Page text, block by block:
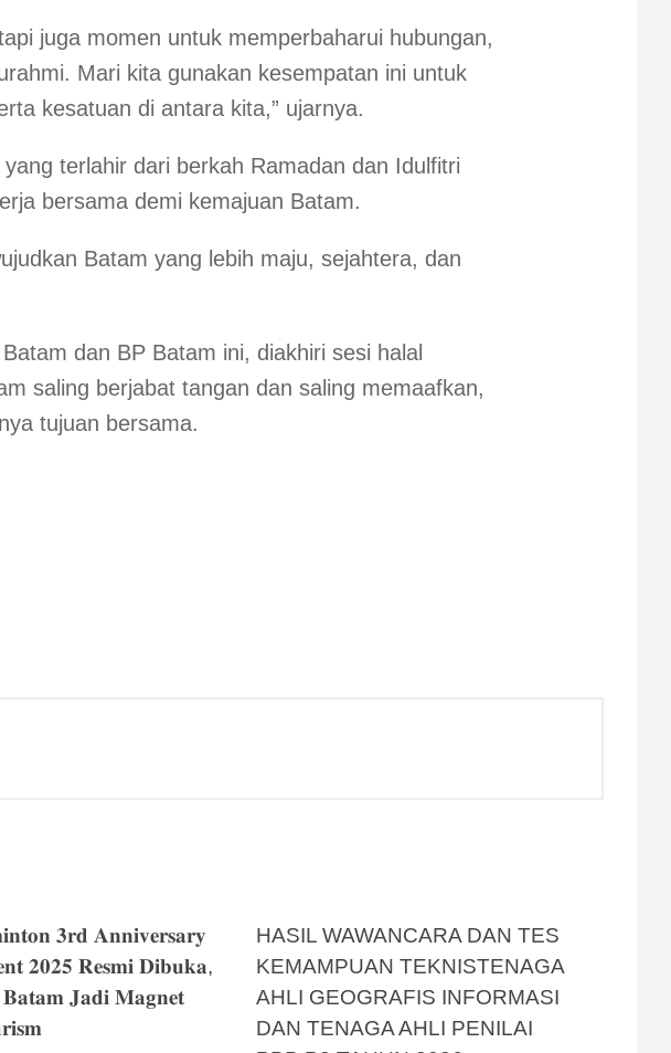
juga momen untuk memperbaharui hubungan,
Mari kita gunakan kesempatan ini untuk
kesatuan di antara kita,” ujarnya.
terlahir dari berkah Ramadan dan Idulfitri
bersama demi kemajuan Batam.
Batam yang lebih maju, sejahtera, dan
dan BP Batam ini, diakhiri sesi halal
saling berjabat tangan dan saling memaafkan,
tujuan bersama.
𝟑𝐫𝐝 𝐀𝐧𝐧𝐢𝐯𝐞𝐫𝐬𝐚𝐫𝐲
𝟐𝟎𝟐𝟓 𝐑𝐞𝐬𝐦𝐢 𝐃𝐢𝐛𝐮𝐤𝐚,
𝐉𝐚𝐝𝐢 𝐌𝐚𝐠𝐧𝐞𝐭
HASIL WAWANCARA DAN TES
KEMAMPUAN TEKNISTENAGA
AHLI GEOGRAFIS INFORMASI
DAN TENAGA AHLI PENILAI